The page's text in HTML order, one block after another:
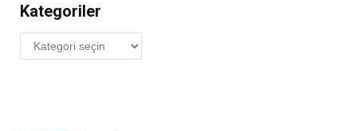
Kategoriler
Kategoriler